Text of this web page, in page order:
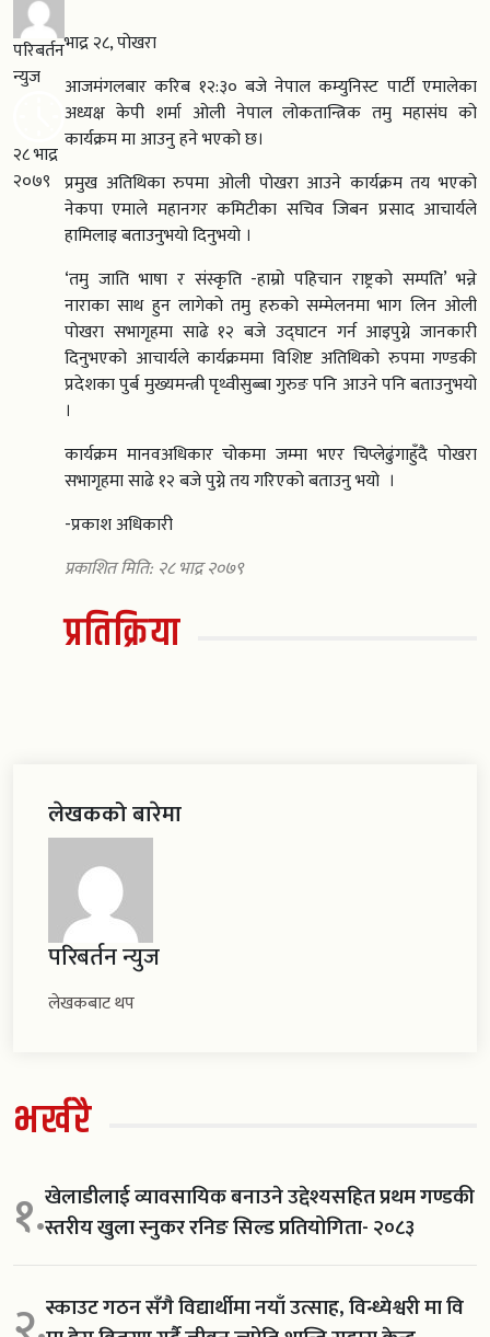
परिबर्तन
न्युज
२८ भाद्र
२०७९
भाद्र २८, पोखरा
आजमंगलबार करिब १२:३० बजे नेपाल कम्युनिस्ट पार्टी एमालेका
अध्यक्ष केपी शर्मा ओली नेपाल लोकतान्त्रिक तमु महासंघ को
कार्यक्रम मा आउनु हने भएको छ।
प्रमुख अतिथिका रुपमा ओली पोखरा आउने कार्यक्रम तय भएको
नेकपा एमाले महानगर कमिटीका सचिव जिबन प्रसाद आचार्यले
हामिलाइ बताउनुभयो दिनुभयो ।
‘तमु जाति भाषा र संस्कृति -हाम्रो पहिचान राष्ट्रको सम्पति’ भन्ने
नाराका साथ हुन लागेको तमु हरुको सम्मेलनमा भाग लिन ओली
पोखरा सभागृहमा साढे १२ बजे उद्घाटन गर्न आइपुग्ने जानकारी
दिनुभएको आचार्यले कार्यक्रममा विशिष्ट अतिथिको रुपमा गण्डकी
प्रदेशका पुर्ब मुख्यमन्त्री पृथ्वीसुब्बा गुरुङ पनि आउने पनि बताउनुभयो
।
कार्यक्रम मानवअधिकार चोकमा जम्मा भएर चिप्लेढुंगाहुँदै पोखरा
सभागृहमा साढे १२ बजे पुग्ने तय गरिएको बताउनु भयो ।
-प्रकाश अधिकारी
प्रकाशित मिति: २८ भाद्र २०७९
प्रतिक्रिया
लेखकको बारेमा
परिबर्तन न्युज
लेखकबाट थप
भर्खरै
१.खेलाडीलाई व्यावसायिक बनाउने उद्देश्यसहित प्रथम गण्डकी
स्तरीय खुला स्नुकर रनिङ सिल्ड प्रतियोगिता- २०८३
स्काउट गठन सँगै विद्यार्थीमा नयाँ उत्साह, विन्ध्येश्वरी मा वि